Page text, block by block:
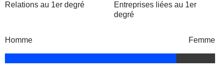
Relations au 1er degré
Entreprises liées au 1er
degré
Homme Femme